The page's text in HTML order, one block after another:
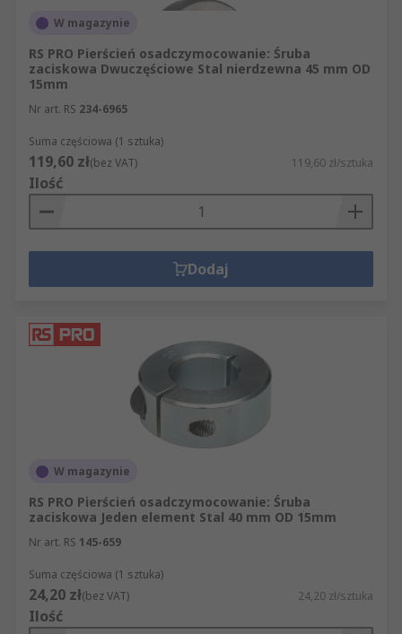
W magazynie
RS PRO Pierścień osadczymocowanie: Śruba
zaciskowa Dwuczęściowe Stal nierdzewna 45 mm OD
15mm
Nr art. RS 234-6965
Suma częściowa (1 sztuka)
119,60 zł(bez VAT) 119,60 zł/sztuka
Ilość
Dodaj
W magazynie
RS PRO Pierścień osadczymocowanie: Śruba
zaciskowa Jeden element Stal 40 mm OD 15mm
Nr art. RS 145-659
Suma częściowa (1 sztuka)
24,20 zł(bez VAT) 24,20 zł/sztuka
Ilość